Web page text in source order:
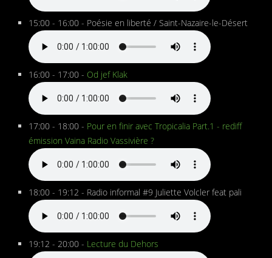
15:00 - 16:00 - Poésie en liberté / Saint-Nazaire-le-Désert
16:00 - 17:00 - Od jef Klak
17:00 - 18:00 - Pour en finir avec Tropicalia Part.1 - rediff
émission Vaina Radio Vassivière ?
18:00 - 19:12 - Radio informal #9 Juliette Volcler feat pali
19:12 - 20:00 - Lecture du Dehors